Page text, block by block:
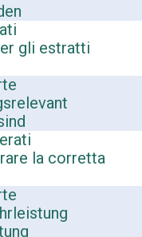
gli estratti
la corretta